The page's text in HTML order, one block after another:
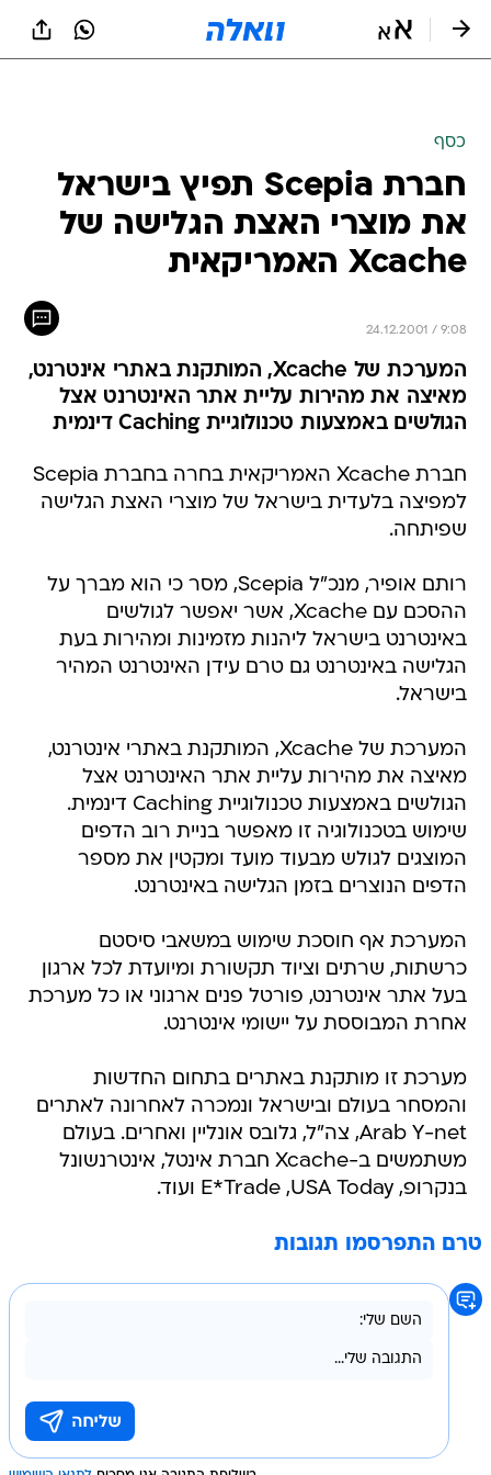
כסף
חברת Scepia תפיץ בישראל
את מוצרי האצת הגלישה של
Xcache האמריקאית
24.12.2001 / 9:08
המערכת של Xcache, המותקנת באתרי אינטרנט,
מאיצה את מהירות עליית אתר האינטרנט אצל
הגולשים באמצעות טכנולוגיית Caching דינמית
חברת Xcache האמריקאית בחרה בחברת Scepia
למפיצה בלעדית בישראל של מוצרי האצת הגלישה
שפיתחה.
רותם אופיר, מנכ"ל Scepia, מסר כי הוא מברך על
ההסכם עם Xcache, אשר יאפשר לגולשים
באינטרנט בישראל ליהנות מזמינות ומהירות בעת
הגלישה באינטרנט גם טרם עידן האינטרנט המהיר
בישראל.
המערכת של Xcache, המותקנת באתרי אינטרנט,
מאיצה את מהירות עליית אתר האינטרנט אצל
הגולשים באמצעות טכנולוגיית Caching דינמית.
שימוש בטכנולוגיה זו מאפשר בניית רוב הדפים
המוצגים לגולש מבעוד מועד ומקטין את מספר
הדפים הנוצרים בזמן הגלישה באינטרנט.
המערכת אף חוסכת שימוש במשאבי סיסטם
כרשתות, שרתים וציוד תקשורת ומיועדת לכל ארגון
בעל אתר אינטרנט, פורטל פנים ארגוני או כל מערכת
אחרת המבוססת על יישומי אינטרנט.
מערכת זו מותקנת באתרים בתחום החדשות
והמסחר בעולם ובישראל ונמכרה לאחרונה לאתרים
Arab Y-net, צה"ל, גלובס אונליין ואחרים. בעולם
משתמשים ב-Xcache חברת אינטל, אינטרנשונל
בנקרופ, E*Trade ,USA Today ועוד.
טרם התפרסמו תגובות